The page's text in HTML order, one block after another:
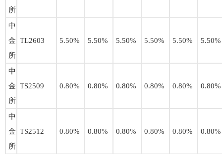
所
中
金
所
TL2603 5.50% 5.50% 5.50% 5.50% 5.50% 5.50%
中
金
所
TS2509 0.80% 0.80% 0.80% 0.80% 0.80% 0.80%
中
金
所
TS2512 0.80% 0.80% 0.80% 0.80% 0.80% 0.80%